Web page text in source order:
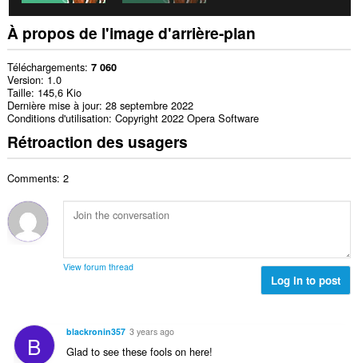
À propos de l'image d'arrière-plan
Téléchargements 7 060
Version 1.0
Taille 145,6 Kio
Dernière mise à jour 28 septembre 2022
Conditions d'utilisation Copyright 2022 Opera Software
Rétroaction des usagers
Comments: 2
View forum thread
Log in to post
B blackronin357 3 years ago
Glad to see these fools on here!